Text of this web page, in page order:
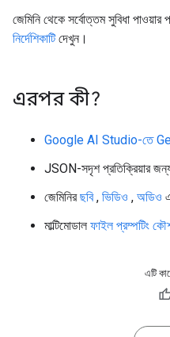
জেমিনি থেকে সর্বোত্তম সুবিধা পাওয়ার
নির্দেশিকাটিদেখুন।
এরপর কী?
Google AI Studio-তে
JSON-সদৃশ প্রতিক্রিয়ার
জেমিনিরছবি, ভিডিও , অডিও
মাল্টিমোডাল ফাইল প্রম্পটিং
এটি